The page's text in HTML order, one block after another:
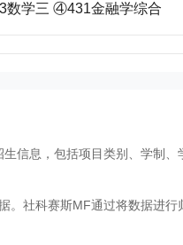
学三 ④431金融学综合
信息，包括项目类别、学制
社科赛斯MF通过将数据进